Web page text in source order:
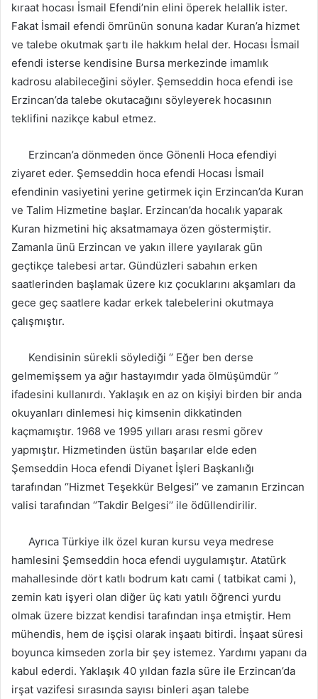
kıraat hocası İsmail Efendi’nin elini öperek helallik ister.
Fakat İsmail efendi ömrünün sonuna kadar Kuran’a hizmet
ve talebe okutmak şartı ile hakkım helal der. Hocası İsmail
efendi isterse kendisine Bursa merkezinde imamlık
kadrosu alabileceğini söyler. Şemseddin hoca efendi ise
Erzincan’da talebe okutacağını söyleyerek hocasının
teklifini nazikçe kabul etmez.
Erzincan’a dönmeden önce Gönenli Hoca efendiyi
ziyaret eder. Şemseddin hoca efendi Hocası İsmail
efendinin vasiyetini yerine getirmek için Erzincan’da Kuran
ve Talim Hizmetine başlar. Erzincan’da hocalık yaparak
Kuran hizmetini hiç aksatmamaya özen göstermiştir.
Zamanla ünü Erzincan ve yakın illere yayılarak gün
geçtikçe talebesi artar. Gündüzleri sabahın erken
saatlerinden başlamak üzere kız çocuklarını akşamları da
gece geç saatlere kadar erkek talebelerini okutmaya
çalışmıştır.
Kendisinin sürekli söylediği ‘’ Eğer ben derse
gelmemişsem ya ağır hastayımdır yada ölmüşümdür ‘’
ifadesini kullanırdı. Yaklaşık en az on kişiyi birden bir anda
okuyanları dinlemesi hiç kimsenin dikkatinden
kaçmamıştır. 1968 ve 1995 yılları arası resmi görev
yapmıştır. Hizmetinden üstün başarılar elde eden
Şemseddin Hoca efendi Diyanet İşleri Başkanlığı
tarafından ‘’Hizmet Teşekkür Belgesi’’ ve zamanın Erzincan
valisi tarafından ‘’Takdir Belgesi’’ ile ödüllendirilir.
Ayrıca Türkiye ilk özel kuran kursu veya medrese
hamlesini Şemseddin hoca efendi uygulamıştır. Atatürk
mahallesinde dört katlı bodrum katı cami ( tatbikat cami ),
zemin katı işyeri olan diğer üç katı yatılı öğrenci yurdu
olmak üzere bizzat kendisi tarafından inşa etmiştir. Hem
mühendis, hem de işçisi olarak inşaatı bitirdi. İnşaat süresi
boyunca kimseden zorla bir şey istemez. Yardımı yapanı da
kabul ederdi. Yaklaşık 40 yıldan fazla süre ile Erzincan’da
irşat vazifesi sırasında sayısı binleri aşan talebe